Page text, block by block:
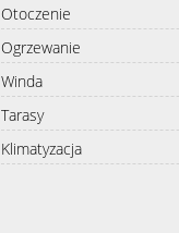
Otoczenie
Ogrzewanie
Winda
Tarasy
Klimatyzacja